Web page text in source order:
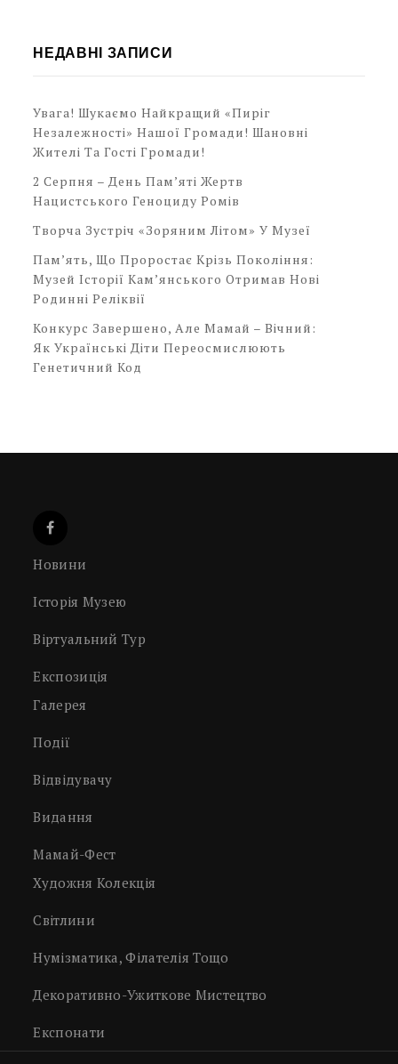
НЕДАВНІ ЗАПИСИ
Увага! Шукаємо Найкращий «Пиріг
Незалежності» Нашої Громади! Шановні
Жителі Та Гості Громади!
2 Серпня – День Пам’яті Жертв
Нацистського Геноциду Ромів
Творча Зустріч «Зоряним Літом» У Музеї
Пам’ять, Що Проростає Крізь Покоління:
Музей Історії Кам’янського Отримав Нові
Родинні Реліквії
Конкурс Завершено, Але Мамай – Вічний:
Як Українські Діти Переосмислюють
Генетичний Код
Новини
Історія Музею
Віртуальний Тур
Експозиція
Галерея
Події
Відвідувачу
Видання
Мамай-Фест
Художня Колекція
Світлини
Нумізматика, Філателія Тощо
Декоративно-Ужиткове Мистецтво
Експонати